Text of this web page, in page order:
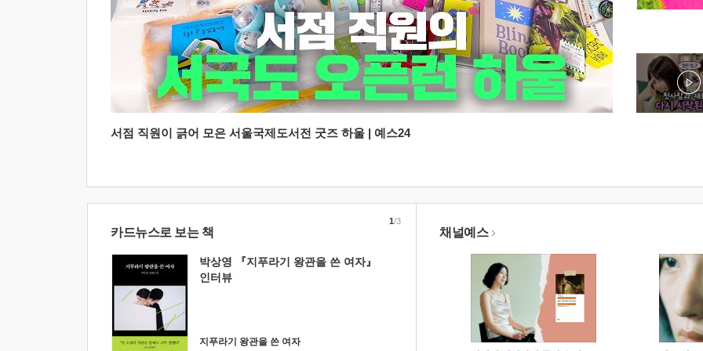
서점 직원이 긁어 모은 서울국제도서전 굿즈 하울 | 예스24
카드뉴스로 보는 책
박상영 『지푸라기 왕관을 쓴 여자』
인터뷰
지푸라기 왕관을 쓴 여자
1/3
채널예스